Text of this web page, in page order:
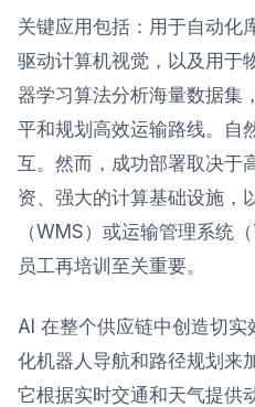
关键应用包括：用于自动化
驱动计算机视觉，以及用于
器学习算法分析海量数据集
平和规划高效运输路线。自
互。然而，成功部署取决于
资、强大的计算基础设施，
（WMS）或运输管理系统
员工再培训至关重要。
AI 在整个供应链中创造切
化机器人导航和路径规划来
它根据实时交通和天气提供